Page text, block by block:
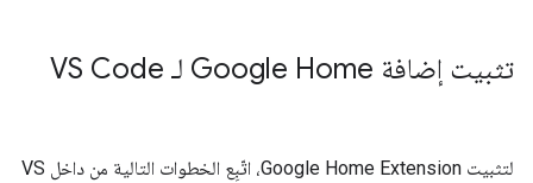
تثبيت إضافة Google Home لـ VS Code
لتثبيت Google Home Extension
، اتّبِع الخطوات التالية من داخل VS